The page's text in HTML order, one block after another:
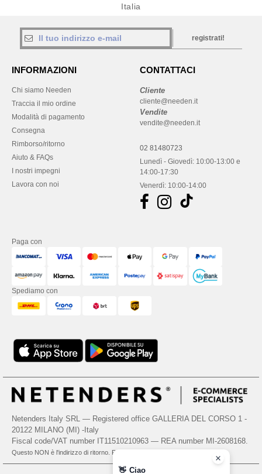
Italia
registrati!
INFORMAZIONI
Chi siamo Needen
Traccia il mio ordine
Modalità di pagamento
Consegna
Rimborso/ritorno
Aiuto & FAQs
I nostri impegni
Lavora con noi
CONTATTACI
Cliente
cliente@needen.it
Vendite
vendite@needen.it
02 81480723
Lunedì - Giovedì: 10:00-13:00 e
14:00-17:30
Venerdì: 10:00-14:00
Paga con
Spediamo con
Netenders Italy SRL — Registered office GALLERIA DEL CORSO 1 -
20122 MILANO (MI) -Italy
Fiscal code/VAT number IT11510210963 — REA number MI-2608168.
Questo NON è l'indirizzo di ritorno. Per i resi, vedere qui
👋 Ciao